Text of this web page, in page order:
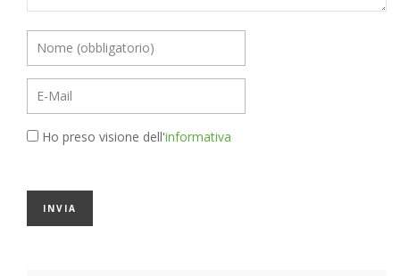
Ho preso visione dell'informativa